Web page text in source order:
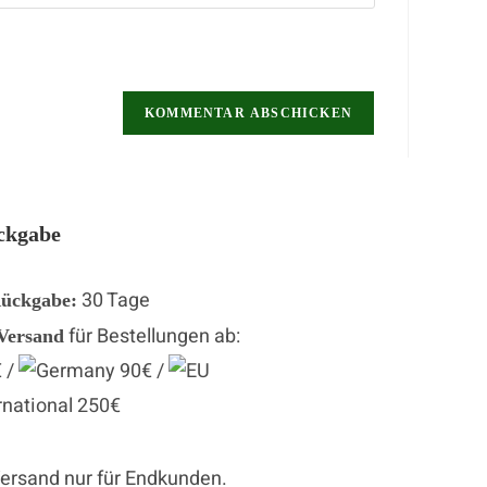
30 Tage
für Bestellungen ab:
/
90€ /
250€
nur für Endkunden.